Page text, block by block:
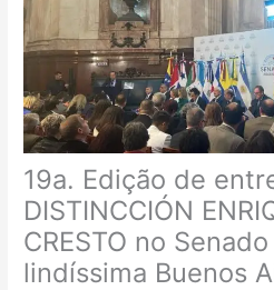
19a. Edição de
DISTINCCIÓN
CRESTO no
lindíssima Buenos